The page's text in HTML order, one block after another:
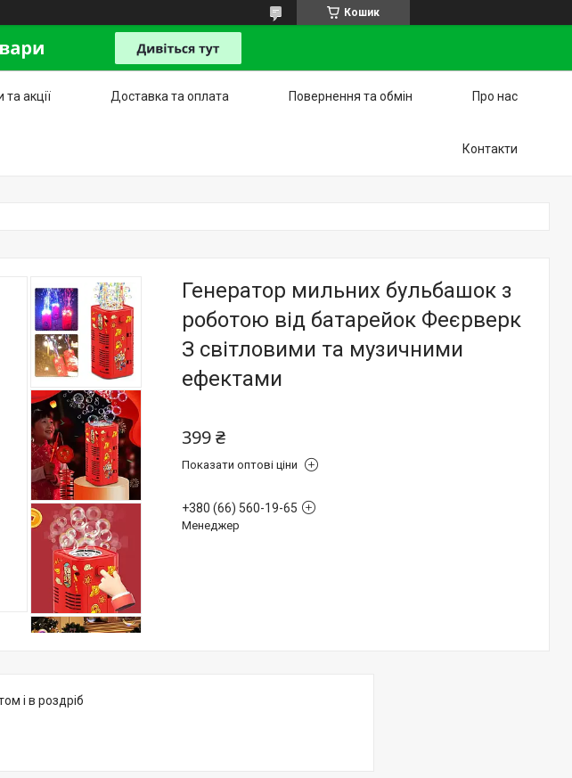
Кошик
акції Доставка та оплата Повернення та обмін Про нас
Контакти
Генератор мильних бульбашок з
роботою від батарейок Феєрверк
З світловими та музичними
ефектами
399 ₴
Показати оптові ціни
+380 (66) 560-19-65
Менеджер
і в роздріб